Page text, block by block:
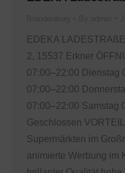
EDEKA
2, 15537 Erkner
07:00–22:00 Dienstag
07:00–22:00
07:00–22:00 Samstag
Geschlossen
Supermärkten im
animierte Werbung im